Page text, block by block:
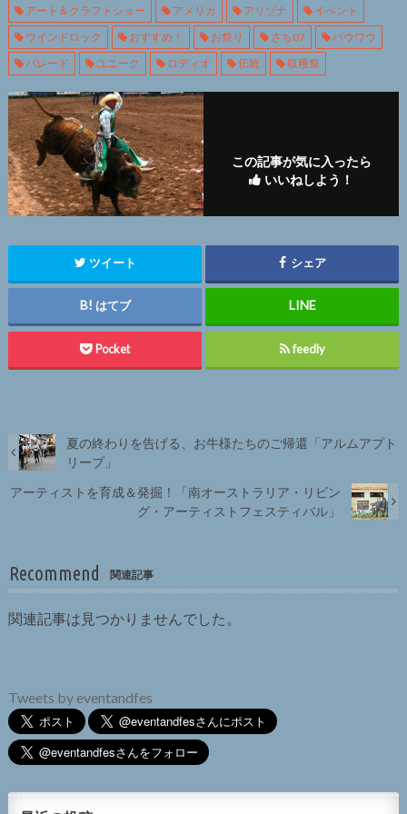
アート＆クラフトショー
アメリカ アリゾナ
イベント
ウインドロック
おすすめ！ お祭り さち07
パウワウ
パレード
ユニーク ロディオ 伝統 収穫祭
この記事が気に入ったら
いいねしよう！
ツイート シェア
はてブ
Pocket feedly
夏の終わりを告げる、お牛様たちのご帰還「アルムアプト
リープ」
アーティストを育成＆発掘！「南オーストラリア・リビン
グ・アーティストフェスティバル」
Recommend 関連記事
関連記事は見つかりませんでした。
Tweets by eventandfes